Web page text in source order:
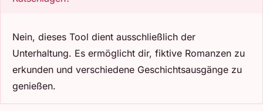
Nein, dieses Tool dient ausschließlich der
Unterhaltung. Es ermöglicht dir, fiktive Romanzen zu
erkunden und verschiedene Geschichtsausgänge zu
genießen.